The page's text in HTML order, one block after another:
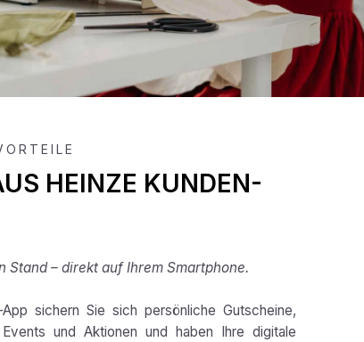
HEINZE KUNDEN-
Stand – direkt auf Ihrem Smartphone.
sichern Sie sich persönliche Gutscheine,
und Aktionen und haben Ihre digitale